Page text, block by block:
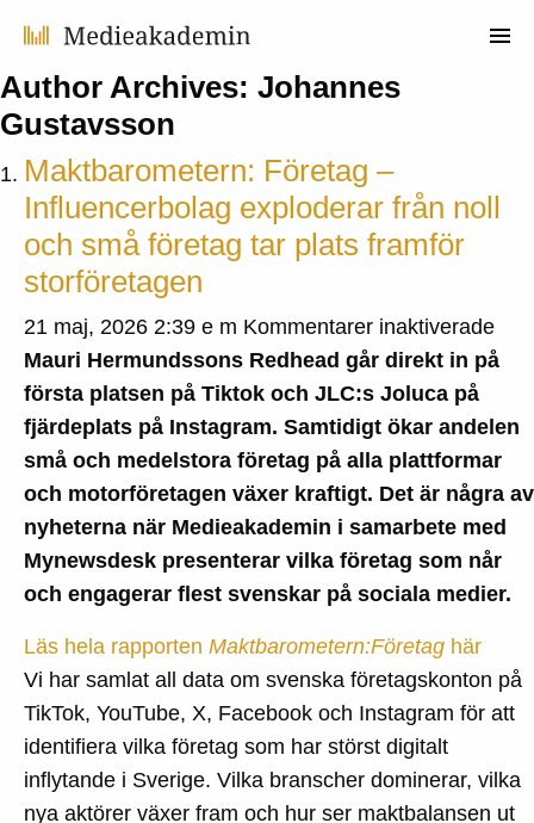
Author Archives: Johannes
Gustavsson
Maktbarometern: Företag –
Influencerbolag exploderar från noll
och små företag tar plats framför
storföretagen
21 maj, 2026 2:39 e m Kommentarer inaktiveradeför
–
från
noll
och
tar
Mauri Hermundssons Redhead går direkt in på
första platsen på Tiktok och JLC:s Joluca på
fjärdeplats på Instagram. Samtidigt ökar andelen
små och medelstora företag på alla plattformar
och motorföretagen växer kraftigt. Det är några av
nyheterna när Medieakademin i samarbete med
Mynewsdesk presenterar vilka företag som når
och engagerar flest svenskar på sociala medier.
Läs hela rapporten Maktbarometern:Företag här
Vi har samlat all data om svenska företagskonton på
TikTok, YouTube, X, Facebook och Instagram för att
identifiera vilka företag som har störst digitalt
inflytande i Sverige. Vilka branscher dominerar, vilka
nya aktörer växer fram och hur ser maktbalansen ut